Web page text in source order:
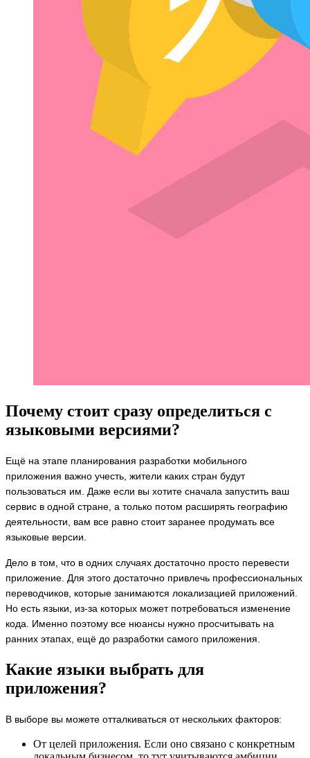
Почему стоит сразу определиться с
языковыми версиями?
Ещё на этапе планирования разработки мобильного
приложения важно учесть, жители каких стран будут
пользоваться им. Даже если вы хотите сначала запустить ваш
сервис в одной стране, а только потом расширять географию
деятельности, вам все равно стоит заранее продумать все
языковые версии.
Дело в том, что в одних случаях достаточно просто перевести
приложение. Для этого достаточно привлечь профессиональных
переводчиков, которые занимаются локализацией приложений.
Но есть языки, из-за которых может потребоваться изменение
кода. Именно поэтому все нюансы нужно просчитывать на
ранних этапах, ещё до разработки самого приложения.
Какие языки выбрать для
приложения?
В выборе вы можете отталкиваться от нескольких факторов:
От целей приложения. Если оно связано с конкретным